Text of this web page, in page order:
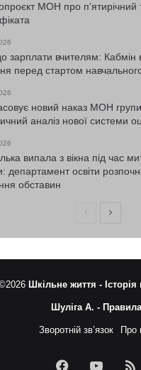
МОН про п’ятирічний
зарплати вчителям: Кабмін
перед стартом
новий наказ МОН групи
аналіз нової системи
випала з вікна під час
департамент освіти
обставин
Попередня
Шкільне життя -
Шуліга А. - Правила
Зворотній зв’язок Про
Facebook